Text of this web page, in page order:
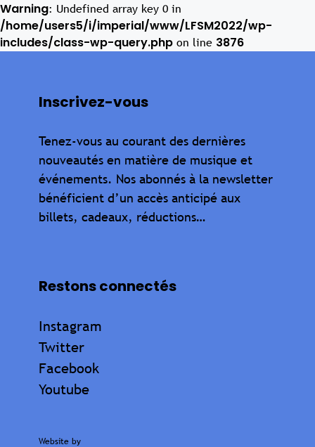
Warning: Undefined array key 0 in
/home/users5/i/imperial/www/LFSM2022/wp-
includes/class-wp-query.php on line 3876
Inscrivez-vous
Tenez-vous au courant des dernières
nouveautés en matière de musique et
événements. Nos abonnés à la newsletter
bénéficient d’un accès anticipé aux
billets, cadeaux, réductions…
Restons connectés
Instagram
Twitter
Facebook
Youtube
Website by